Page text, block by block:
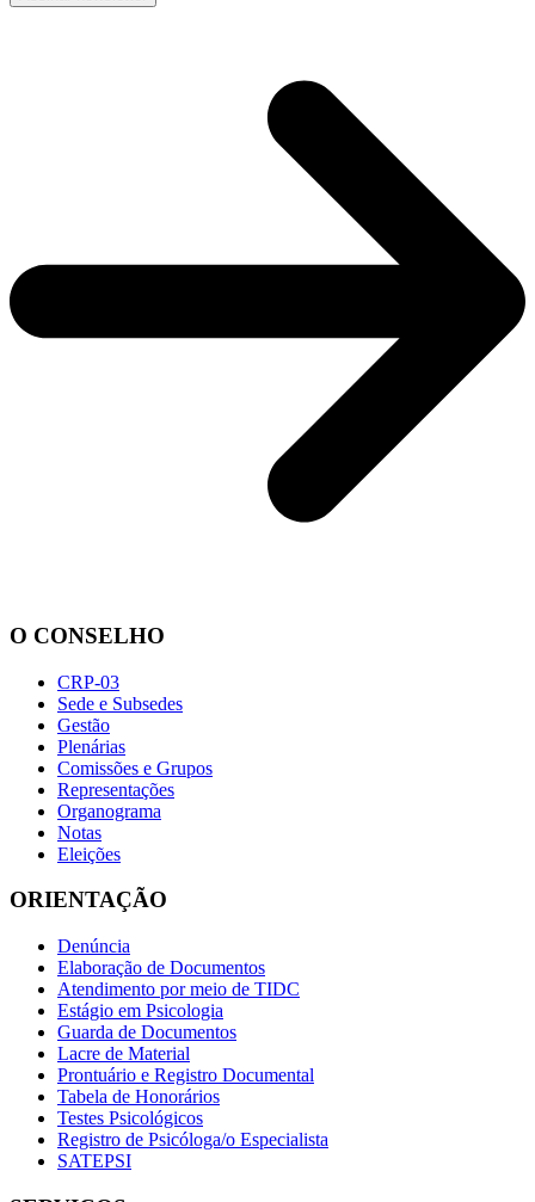
O CONSELHO
CRP-03
Sede e Subsedes
Gestão
Plenárias
Comissões e Grupos
Representações
Organograma
Notas
Eleições
ORIENTAÇÃO
Denúncia
Elaboração de Documentos
Atendimento por meio de TIDC
Estágio em Psicologia
Guarda de Documentos
Lacre de Material
Prontuário e Registro Documental
Tabela de Honorários
Testes Psicológicos
Registro de Psicóloga/o Especialista
SATEPSI